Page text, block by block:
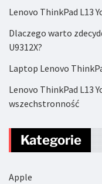
Lenovo ThinkPad L13
Dlaczego warto
U9312X?
Laptop Lenovo
Lenovo ThinkPad L13
wszechstronność
Kategorie
Apple